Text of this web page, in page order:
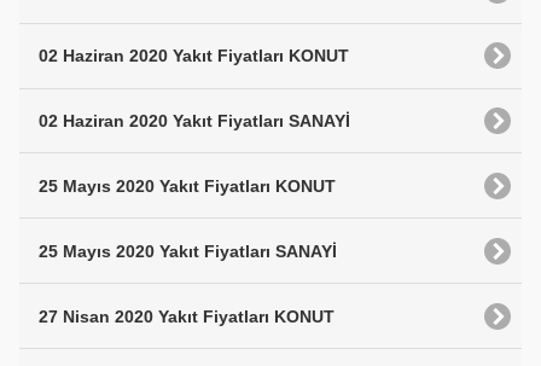
02 Haziran 2020 Yakıt Fiyatları KONUT
02 Haziran 2020 Yakıt Fiyatları SANAYİ
25 Mayıs 2020 Yakıt Fiyatları KONUT
25 Mayıs 2020 Yakıt Fiyatları SANAYİ
27 Nisan 2020 Yakıt Fiyatları KONUT